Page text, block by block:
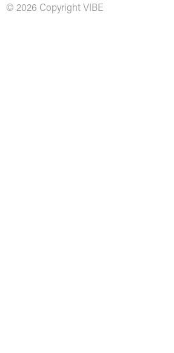
© 2026 Copyright VIBE